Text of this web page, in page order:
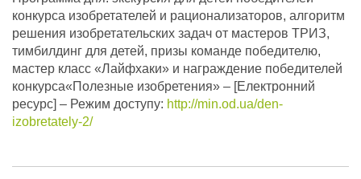
конкурса изобретателей и рационализаторов, алгоритм
решения изобретательских задач от мастеров ТРИЗ,
тимбилдинг для детей, призы команде победителю,
мастер класс «Лайфхаки» и награждение победителей
конкурса«Полезные изобретения» – [Електронний
ресурс] – Режим доступу: http://min.od.ua/den-
izobretately-2/